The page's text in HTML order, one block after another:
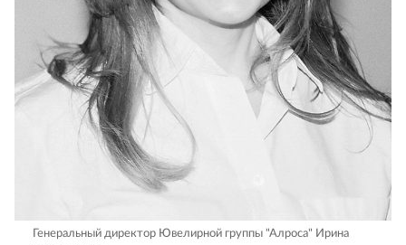
Генеральный директор Ювелирной группы "Алроса" Ирина